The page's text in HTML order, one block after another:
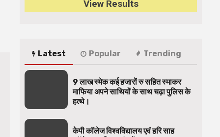
View Results
Latest Popular Trending
9 लाख स्मेक कई हजारों रु सहित स्माकर
माफिया अपने साथियों के साथ चढ़ा पुलिस के
हत्थे।
केपी कॉलेज विश्वविद्यालय एवं हरि साह